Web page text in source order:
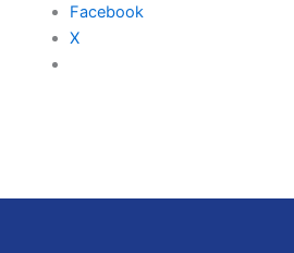
Facebook
X